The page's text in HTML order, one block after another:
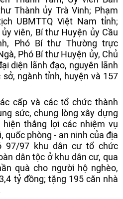
Thành ủy Trà Vinh; Phạm
UBMTTQ Việt Nam tỉnh;
viên, Bí thư Huyện ủy Cầu
Phó Bí thư Thường trực
Phó Bí thư Huyện ủy, Chủ
diện lãnh đạo, nguyên lãnh
ngành tỉnh, huyện và 157
cấp và các tổ chức thành
sức, chung lòng xây dựng
thắng lợi các nhiệm vụ
quốc phòng - an ninh của địa
97/97 khu dân cư tổ chức
dân tộc ở khu dân cư, qua
quà cho người hộ nghèo,
tỷ đồng; tặng 195 căn nhà